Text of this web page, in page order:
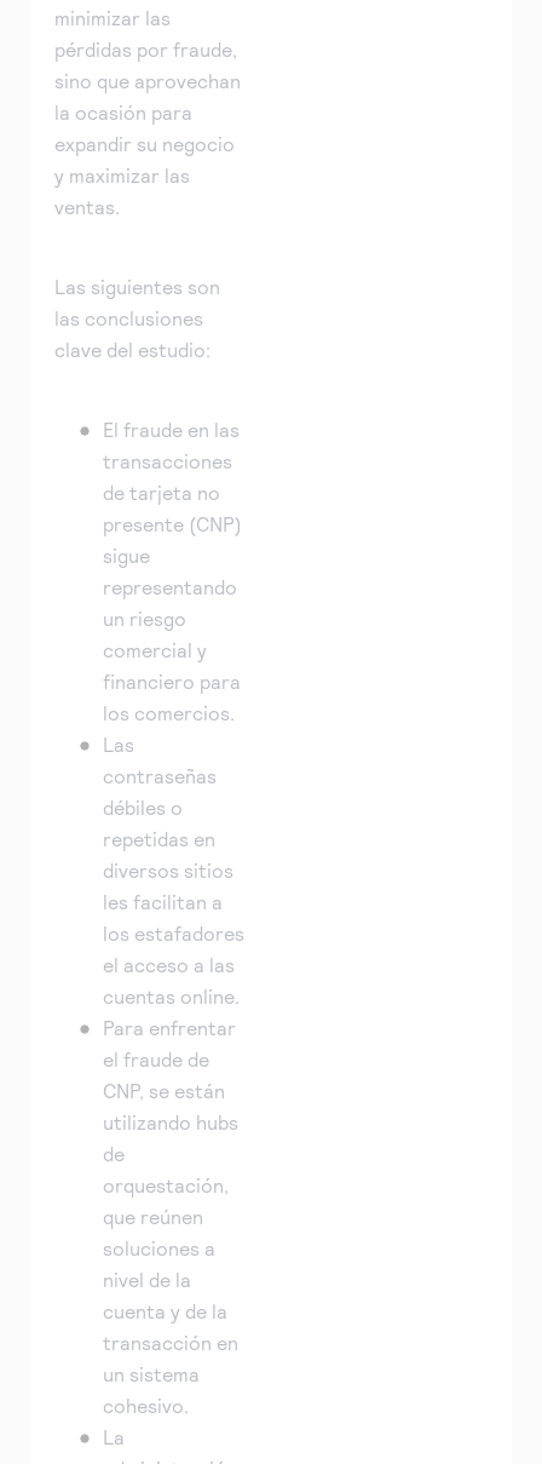
minimizar las
pérdidas por fraude,
sino que aprovechan
la ocasión para
expandir su negocio
y maximizar las
ventas.
Las siguientes son
las conclusiones
clave del estudio:
El fraude en las
transacciones
de tarjeta no
presente (CNP)
sigue
representando
un riesgo
comercial y
financiero para
los comercios.
Las
contraseñas
débiles o
repetidas en
diversos sitios
les facilitan a
los estafadores
el acceso a las
cuentas online.
Para enfrentar
el fraude de
CNP, se están
utilizando hubs
de
orquestación,
que reúnen
soluciones a
nivel de la
cuenta y de la
transacción en
un sistema
cohesivo.
La